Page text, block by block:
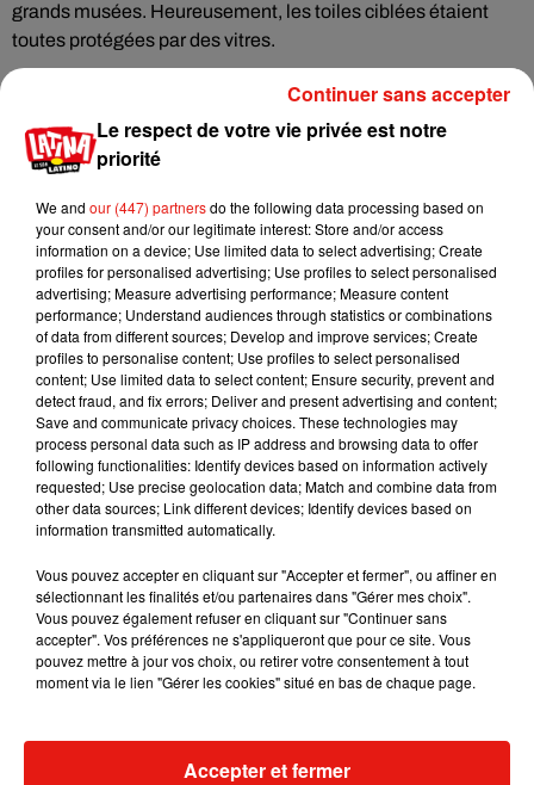
grands musées. Heureusement, les toiles ciblées étaient
toutes protégées par des vitres.
Musique
5 août 2026
Benny Blanco invite Selena Gomez et
Becky G sur son nouveau single
31 juillet 2026
Escapade à Guadalajara
31 juillet 2026
Arena de Paris
? Les rumeurs s'intensifient
Le respect de votre vie privée est notre
priorité
We and our (447) partnersdo the following data processing based on
your consent and/or our legitimate interest: Store and/or access
information on a device; Use limited data to select advertising; Create
profiles for personalised advertising; Use profiles to select personalised
advertising; Measure advertising performance; Measure content
performance; Understand audiences through statistics or combinations
of data from different sources; Develop and improve services; Create
profiles to personalise content; Use profiles to select personalised
content; Use limited data to select content; Ensure security, prevent and
detect fraud, and fix errors; Deliver and present advertising and content;
Save and communicate privacy choices. These technologies may
process personal data such as IP address and browsing data to offer
following functionalities: Identify devices based on information actively
requested; Use precise geolocation data; Match and combine data from
other data sources; Link different devices; Identify devices based on
information transmitted automatically.
Vous pouvez accepter en cliquant sur "Accepter et fermer", ou affiner en
sélectionnant les finalités et/ou partenaires dans "Gérer mes choix".
Vous pouvez également refuser en cliquant sur "Continuer sans
accepter". Vos préférences ne s'appliqueront que pour ce site. Vous
pouvez mettre à jour vos choix, ou retirer votre consentement à tout
moment via le lien "Gérer les cookies" situé en bas de chaque page.
Accepter et fermer
Continuer sans accepter